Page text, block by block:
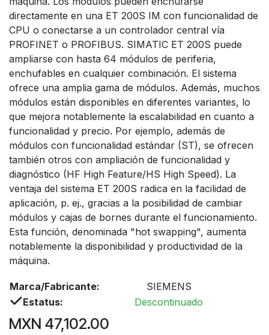
directamente en una ET 200S IM con funcionalidad de
CPU o conectarse a un controlador central vía
PROFINET o PROFIBUS. SIMATIC ET 200S puede
ampliarse con hasta 64 módulos de periferia,
enchufables en cualquier combinación. El sistema
ofrece una amplia gama de módulos. Además, muchos
módulos están disponibles en diferentes variantes, lo
que mejora notablemente la escalabilidad en cuanto a
funcionalidad y precio. Por ejemplo, además de
módulos con funcionalidad estándar (ST), se ofrecen
también otros con ampliación de funcionalidad y
diagnóstico (HF High Feature/HS High Speed). La
ventaja del sistema ET 200S radica en la facilidad de
aplicación, p. ej., gracias a la posibilidad de cambiar
módulos y cajas de bornes durante el funcionamiento.
Esta función, denominada "hot swapping", aumenta
notablemente la disponibilidad y productividad de la
máquina.
Marca/Fabricante:
SIEMENS
Estatus:
Descontinuado
MXN 47,102.00